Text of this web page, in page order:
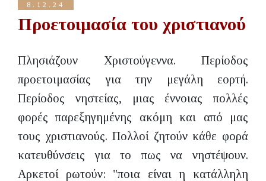
8.12.24
Προετοιμασία του χριστιανού
Πλησιάζουν Χριστούγεννα. Περίοδος
προετοιμασίας για την μεγάλη εορτή.
Περίοδος νηστείας, μιας έννοιας πολλές
φορές παρεξηγημένης ακόμη και από μας
τους χριστιανούς. Πολλοί ζητούν κάθε φορά
κατευθύνσεις για το πως να νηστέψουν.
Αρκετοί ρωτούν: "ποια είναι η κατάλληλη